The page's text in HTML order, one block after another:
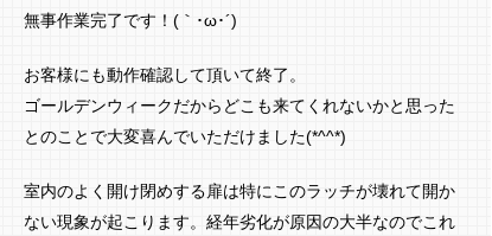
無事作業完了です！(｀･ω･´)ゞ
お客様にも動作確認して頂いて終了。
ゴールデンウィークだからどこも来てくれないかと思った
とのことで大変喜んでいただけました(*^^*)
室内のよく開け閉めする扉は特にこのラッチが壊れて開か
ない現象が起こります。経年劣化が原因の大半なのでこれ